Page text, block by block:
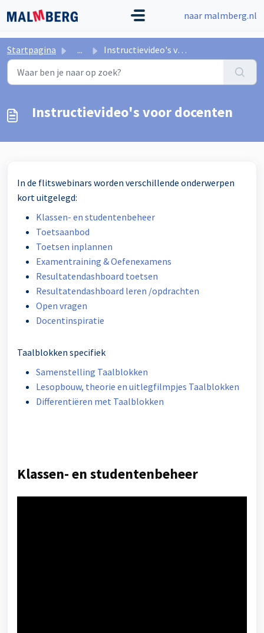
naar malmberg.nl
Startpagina ... Instructievideo's voor docenten
Instructievideo's voor docenten
In de flitswebinars worden verschillende onderwerpen
kort uitgelegd:
Klassen- en studentenbeheer
Toetsaanbod
Toetsen inplannen
Examentraining & Oefenexamens
Resultatendashboard toetsen
Resultatendashboard leren /opdrachten
Open vragen
Docentinspiratie
Taalblokken specifiek
Samenstelling Taalblokken
Lesopbouw, theorie en uitlegfilmpjes Taalblokken
Differentiëren met Taalblokken
Klassen- en studentenbeheer